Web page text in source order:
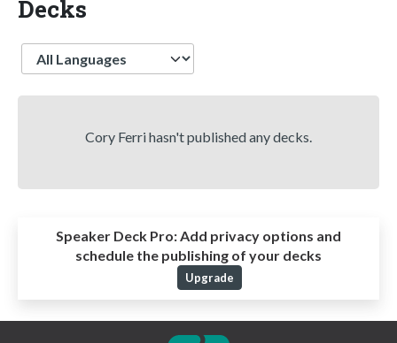
Decks
Language
Cory Ferri hasn't published any decks.
Speaker Deck Pro:Add privacy options and
schedule the publishing of your decks
Upgrade